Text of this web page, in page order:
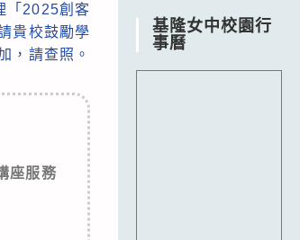
「2025創客
貴校鼓勵學
，請查照。
座服務
基隆女中校園行
事曆